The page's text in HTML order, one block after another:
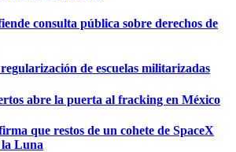
consulta pública sobre derechos de
de escuelas militarizadas
abre la puerta al fracking en México
que restos de un cohete de SpaceX
Luna